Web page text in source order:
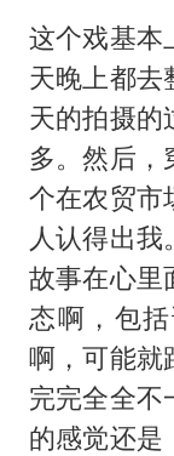
这个戏基本
天晚上都去
天的拍摄的
多。然后，
个在农贸市
人认得出
故事在心里
态啊，包
啊，可能就
完完全全不
的感觉还是